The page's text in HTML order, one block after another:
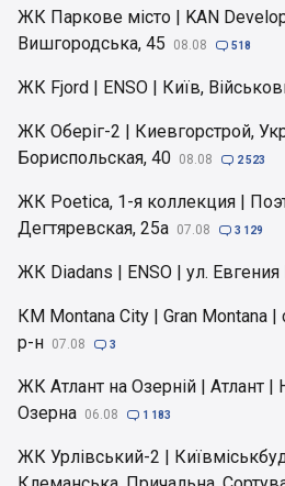
ЖК Паркове місто | KAN
Вишгородська, 45
08.08  518
ЖК Fjord | ENSO | Київ,
ЖК Оберіг-2 | Киевгорстрой,
Бориспольская, 40 08.08  2 523
ЖК Poetica, 1-я коллекция |
Дегтяревская, 25а 07.08  3 129
ЖК Diadans | ENSO | ул.
КМ Montana City | Gran Montana |
р-н 07.08  3
ЖК Атлант на Озерній | Атлант |
Озерна 06.08  1 183
ЖК Урлівський-2 |